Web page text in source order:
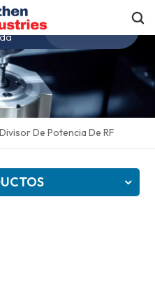
una cotización
De Potencia De RF